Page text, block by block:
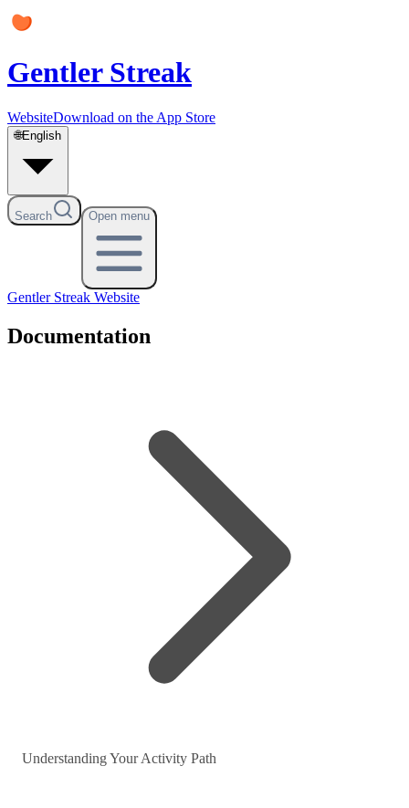
Gentler Streak
WebsiteDownload on the App Store
🌐English
Search Open menu
Gentler Streak Website
Documentation
Understanding Your Activity Path